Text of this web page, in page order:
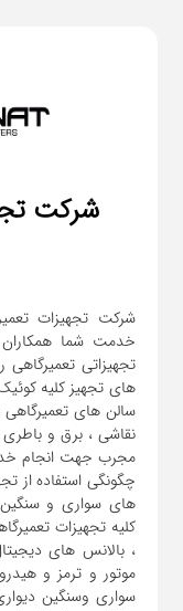
شرکت
خدمت شما همکاران
تجهیزاتی
های تجهیز کلیه
سالن های تعمیرگاهی
نقاشی ، برق و
مجرب جهت انجام
چگونگی استفاده از
های سواری و
کلیه تجهیزات
، بالانس های
موتور و ترمز و
سواری و‌سنگین